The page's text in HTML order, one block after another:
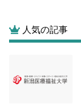
人気の記事